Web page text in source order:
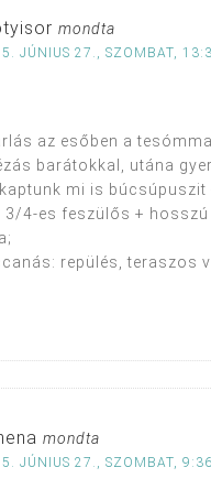
mondta
JÚNIUS 27., SZOMBAT,
az esőben a
barátokkal, utána
mi is búcsúpuszit
3/4-es feszülős +
repülés, teraszos
mondta
JÚNIUS 27., SZOMBAT, 9:36